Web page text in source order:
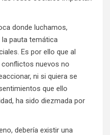
donde luchamos,
pauta temática
Es por ello que al
nuevos no
ni si quiera se
que ello
ha sido diezmada por
debería existir una